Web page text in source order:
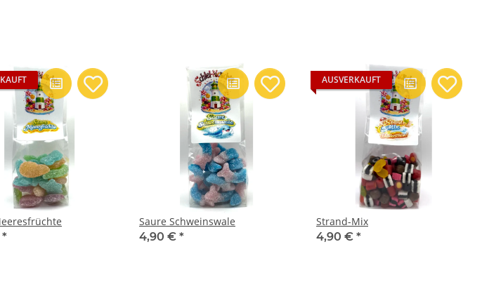
*
Saure Schweinswale
4,90 € *
AUSVERKAUFT
Strand-Mix
4,90 € *